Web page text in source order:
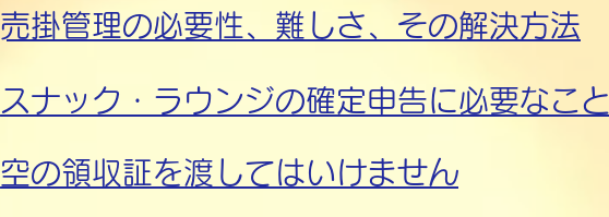
​売掛管理の必要性、難しさ、その解決方法
​スナック・ラウンジの確定申告​に必要なこと
​空の領収証を渡してはいけません